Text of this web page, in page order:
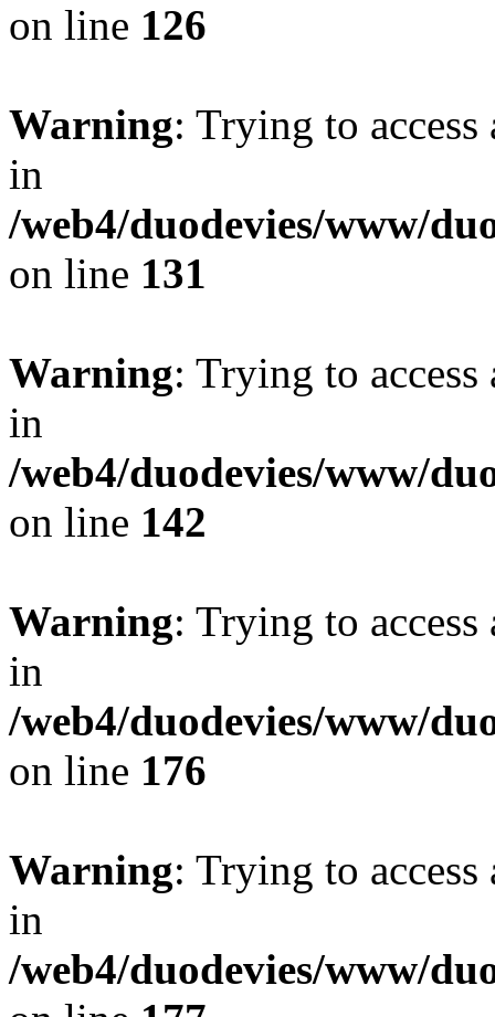
on line 126
Warning: Trying to
in
/web4/duodevies/www/
on line 131
Warning: Trying to
in
/web4/duodevies/www/
on line 142
Warning: Trying to
in
/web4/duodevies/www/
on line 176
Warning: Trying to
in
/web4/duodevies/www/